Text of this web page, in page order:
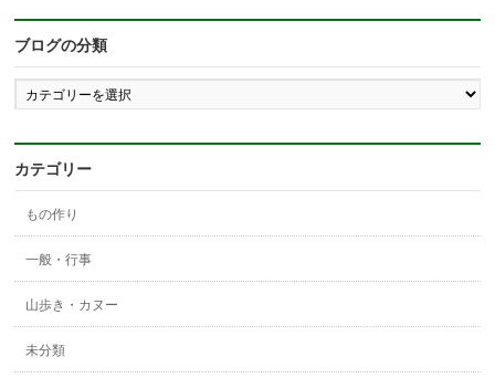
ブログの分類
ブ
ロ
類
カテゴリー
もの作り
一般・行事
山歩き・カヌー
未分類